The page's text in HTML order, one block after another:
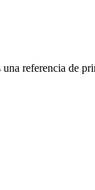
referencia de